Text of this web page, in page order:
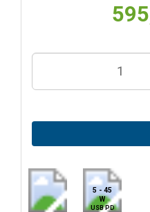
5 - 45
W
USB PD